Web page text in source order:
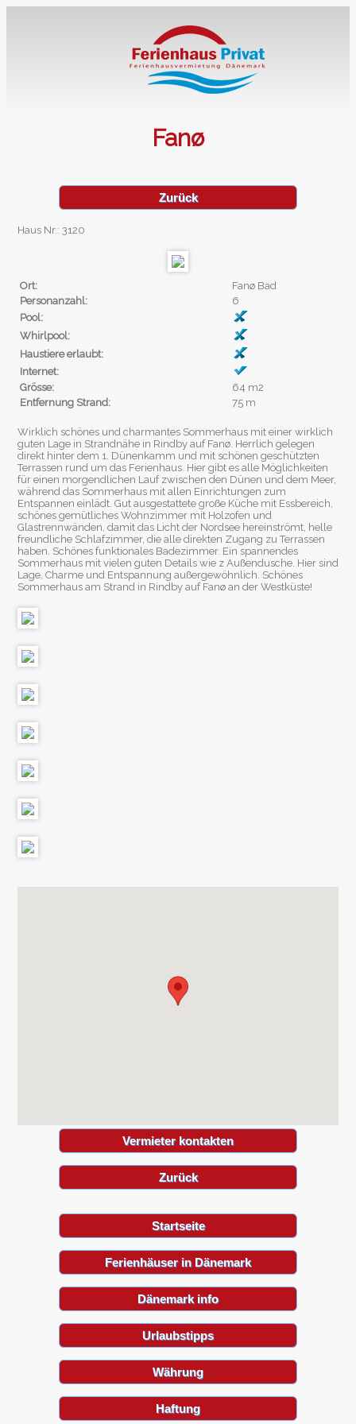
Fanø
Zurück
Haus Nr.: 3120
Ort:
Fanø Bad
Personanzahl:
6
Pool:
Whirlpool:
Haustiere erlaubt:
Internet:
Grösse:
64 m2
Entfernung Strand:
75 m
Wirklich schönes und charmantes Sommerhaus mit einer wirklich
guten Lage in Strandnähe in Rindby auf Fanø. Herrlich gelegen
direkt hinter dem 1. Dünenkamm und mit schönen geschützten
Terrassen rund um das Ferienhaus. Hier gibt es alle Möglichkeiten
für einen morgendlichen Lauf zwischen den Dünen und dem Meer,
während das Sommerhaus mit allen Einrichtungen zum
Entspannen einlädt. Gut ausgestattete große Küche mit Essbereich,
schönes gemütliches Wohnzimmer mit Holzofen und
Glastrennwänden, damit das Licht der Nordsee hereinströmt, helle
freundliche Schlafzimmer, die alle direkten Zugang zu Terrassen
haben. Schönes funktionales Badezimmer. Ein spannendes
Sommerhaus mit vielen guten Details wie z Außendusche. Hier sind
Lage, Charme und Entspannung außergewöhnlich. Schönes
Sommerhaus am Strand in Rindby auf Fanø an der Westküste!
Vermieter kontakten
Zurück
Startseite
Ferienhäuser in Dänemark
Dänemark info
Urlaubstipps
Währung
Haftung